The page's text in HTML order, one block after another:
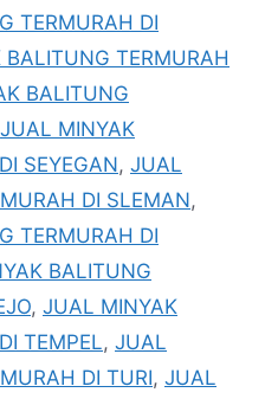
TERMURAH DI
TERMURAH
BALITUNG
JUAL MINYAK
SEYEGAN, JUAL
DI SLEMAN,
TERMURAH DI
BALITUNG
, JUAL MINYAK
TEMPEL, JUAL
DI TURI, JUAL